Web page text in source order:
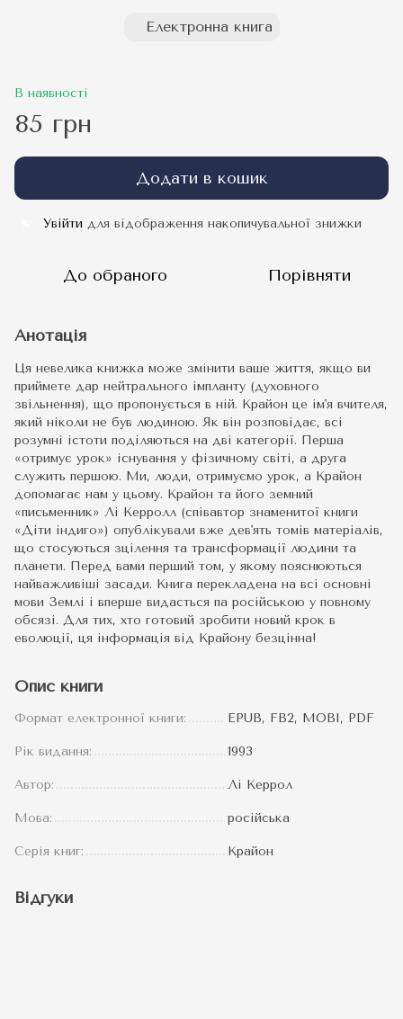
Електронна книга
В наявності
85 грн
Додати в кошик
Увійти для відображення накопичувальної знижки
До обраного Порівняти
Анотація
Ця невелика книжка може змінити ваше життя, якщо ви
приймете дар нейтрального імпланту (духовного
звільнення), що пропонується в ній. Крайон це ім'я вчителя,
який ніколи не був людиною. Як він розповідає, всі
розумні істоти поділяються на дві категорії. Перша
«отримує урок» існування у фізичному світі, а друга
служить першою. Ми, люди, отримуємо урок, а Крайон
допомагає нам у цьому. Крайон та його земний
«письменник» Лі Керролл (співавтор знаменитої книги
«Діти індиго») опублікували вже дев'ять томів матеріалів,
що стосуються зцілення та трансформації людини та
планети. Перед вами перший том, у якому пояснюються
найважливіші засади. Книга перекладена на всі основні
мови Землі і вперше видасться па російською у повному
обсязі. Для тих, хто готовий зробити новий крок в
еволюції, ця інформація від Крайону безцінна!
Опис книги
Формат електронної книги: EPUB, FB2, MOBI, PDF
Рік видання: 1993
Автор: Лі Керрол
Мова: російська
Серія книг: Крайон
Відгуки